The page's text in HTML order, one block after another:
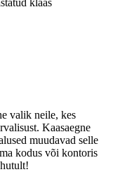
valik neile, kes
Kaasaegne
muudavad selle
kodus või kontoris